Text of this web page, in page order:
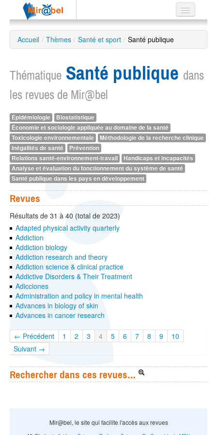
Le réseau
Soutien
Recherche
avancée
EN
ES
?
Accueil / Thèmes / Santé et sport / Santé publique
Thématique Santé publique dans
les revues de Mir@bel
Épidémiologie
Biostatistique
Économie et sociologie appliquée au domaine de la santé
Toxicologie environnementale
Méthodologie de la recherche clinique
Inégalités de santé
Prévention
Relations santé-environnement-travail
Handicaps et incapacités
Analyse et évaluation du fonctionnement du système de santé
Santé publique dans les pays en développement
Revues
Résultats de 31 à 40 (total de 2023)
Adapted physical activity quarterly
Addiction
Addiction biology
Addiction research and theory
Addiction science & clinical practice
Addictive Disorders & Their Treatment
Adicciones
Administration and policy in mental health
Advances in biology of skin
Advances in cancer research
← Précédent 1 2 3 4 5 6 7 8 9
10
Suivant →
Rechercher dans ces revues…
Mir@bel, le site qui facilite l'accès aux revues